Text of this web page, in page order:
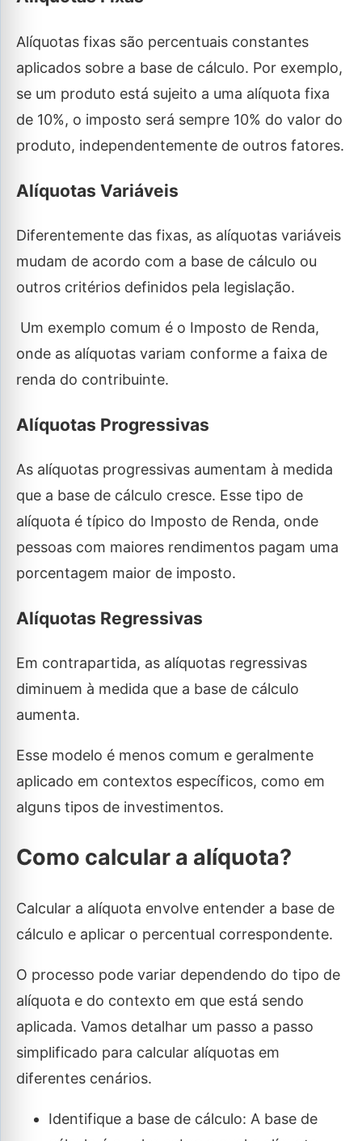
Alíquotas fixas são percentuais constantes
aplicados sobre a base de cálculo. Por exemplo,
se um produto está sujeito a uma alíquota fixa
de 10%, o imposto será sempre 10% do valor do
produto, independentemente de outros fatores.
Alíquotas Variáveis
Diferentemente das fixas, as alíquotas variáveis
mudam de acordo com a base de cálculo ou
outros critérios definidos pela legislação.
Um exemplo comum é o Imposto de Renda,
onde as alíquotas variam conforme a faixa de
renda do contribuinte.
Alíquotas Progressivas
As alíquotas progressivas aumentam à medida
que a base de cálculo cresce. Esse tipo de
alíquota é típico do Imposto de Renda, onde
pessoas com maiores rendimentos pagam uma
porcentagem maior de imposto.
Alíquotas Regressivas
Em contrapartida, as alíquotas regressivas
diminuem à medida que a base de cálculo
aumenta.
Esse modelo é menos comum e geralmente
aplicado em contextos específicos, como em
alguns tipos de investimentos.
Como calcular a alíquota?
Calcular a alíquota envolve entender a base de
cálculo e aplicar o percentual correspondente.
O processo pode variar dependendo do tipo de
alíquota e do contexto em que está sendo
aplicada. Vamos detalhar um passo a passo
simplificado para calcular alíquotas em
diferentes cenários.
Identifique a base de cálculo: A base de